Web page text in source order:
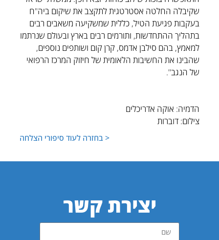
שקיבלה החלטה אסטרטגית לתקצב את שיקום ביה"ח
בעקבות פגיעת הטיל, כללית שמשקיעה משאבים רבים
בתהליך ההתחדשות, ותורמים רבים בארץ ובעולם שנרתמו
למאמץ, בהם סילבן אדמס, קרן קום ושותפים נוספים,
שהבינו את החשיבות הלאומית של חיזוק המרכז הרפואי
של הנגב".
הדמיה: אוקה אדריכלים
צילום: דוברות
< בחזרה לעוד סיפורי הצלחה
יצירת קשר